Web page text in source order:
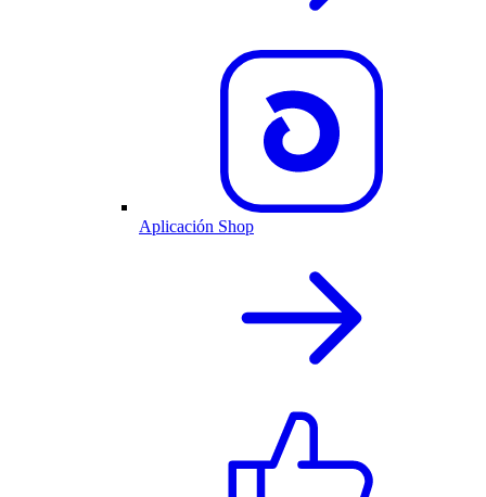
Aplicación Shop